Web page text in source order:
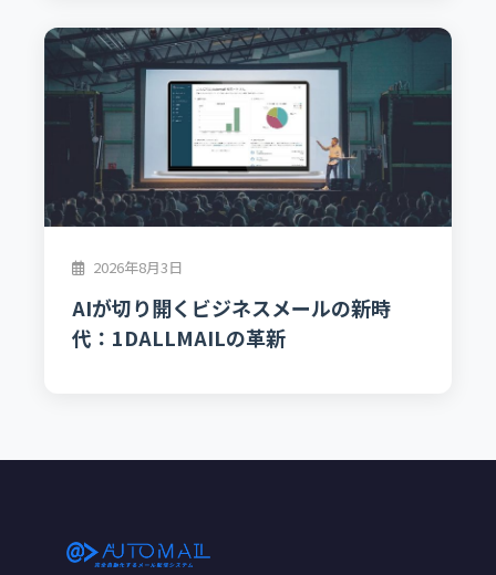
2026年8月3日
AIが切り開くビジネスメールの新時
代：1DALLMAILの革新